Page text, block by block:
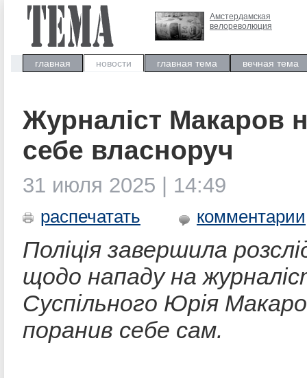
Амстердамская
велореволюция
главная новости главная тема вечная тема
Журналіст Макаров
себе власноруч
31 июля 2025 | 14:49
распечатать комментарии
Поліція завершила
щодо нападу на
Суспільного Юрія
поранив себе сам.